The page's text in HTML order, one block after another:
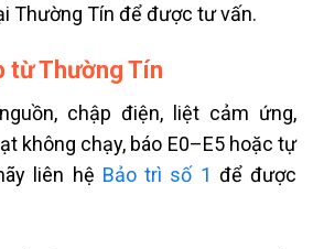
Thường Tín để được tư vấn.
từ Thường Tín
chập điện, liệt cảm ứng,
không chạy, báo E0–E5 hoặc tự
liên hệ Bảo trì số 1 để được